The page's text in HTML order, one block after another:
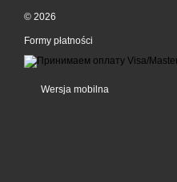
© 2026
Formy płatności
Wersja mobilna